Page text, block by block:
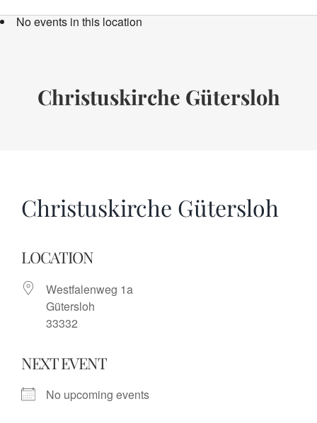
Bücher
No events in this location
Christuskirche Gütersloh
Christuskirche Gütersloh
LOCATION
Westfalenweg 1a
Gütersloh
33332
NEXT EVENT
No upcoming events